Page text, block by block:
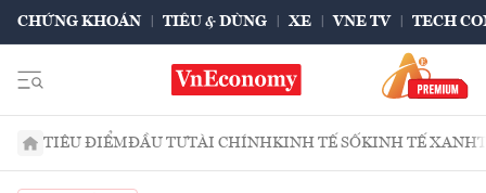
CHỨNG KHOÁN TIÊU & DÙNG XE VNE TV TECH
TIÊU ĐIỂMĐẦU TƯTÀI CHÍNHKINH TẾ SỐKINH TẾ XANH